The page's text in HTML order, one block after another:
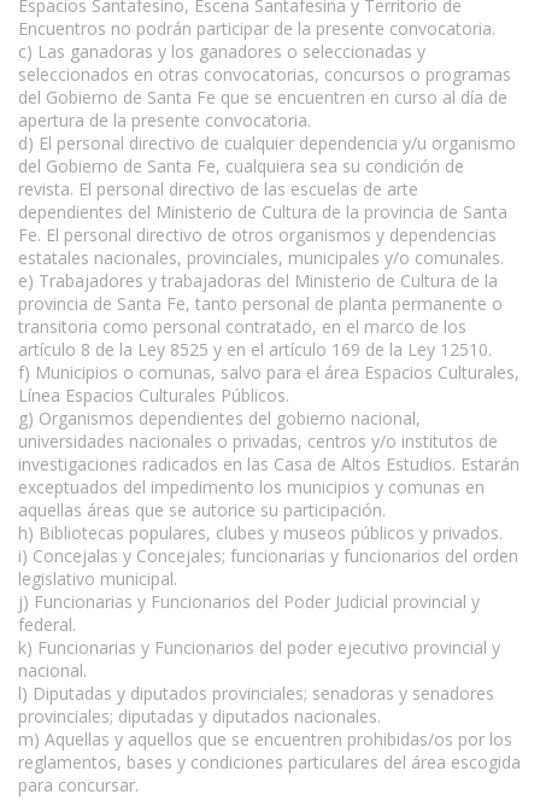
Espacios Santafesino, Escena Santafesina y Territorio de
Encuentros no podrán participar de la presente convocatoria.
c) Las ganadoras y los ganadores o seleccionadas y
seleccionados en otras convocatorias, concursos o programas
del Gobierno de Santa Fe que se encuentren en curso al día de
apertura de la presente convocatoria.
d) El personal directivo de cualquier dependencia y/u organismo
del Gobierno de Santa Fe, cualquiera sea su condición de
revista. El personal directivo de las escuelas de arte
dependientes del Ministerio de Cultura de la provincia de Santa
Fe. El personal directivo de otros organismos y dependencias
estatales nacionales, provinciales, municipales y/o comunales.
e) Trabajadores y trabajadoras del Ministerio de Cultura de la
provincia de Santa Fe, tanto personal de planta permanente o
transitoria como personal contratado, en el marco de los
artículo 8 de la Ley 8525 y en el artículo 169 de la Ley 12510.
f) Municipios o comunas, salvo para el área Espacios Culturales,
Línea Espacios Culturales Públicos.
g) Organismos dependientes del gobierno nacional,
universidades nacionales o privadas, centros y/o institutos de
investigaciones radicados en las Casa de Altos Estudios. Estarán
exceptuados del impedimento los municipios y comunas en
aquellas áreas que se autorice su participación.
h) Bibliotecas populares, clubes y museos públicos y privados.
i) Concejalas y Concejales; funcionarias y funcionarios del orden
legislativo municipal.
j) Funcionarias y Funcionarios del Poder Judicial provincial y
federal.
k) Funcionarias y Funcionarios del poder ejecutivo provincial y
nacional.
l) Diputadas y diputados provinciales; senadoras y senadores
provinciales; diputadas y diputados nacionales.
m) Aquellas y aquellos que se encuentren prohibidas/os por los
reglamentos, bases y condiciones particulares del área escogida
para concursar.